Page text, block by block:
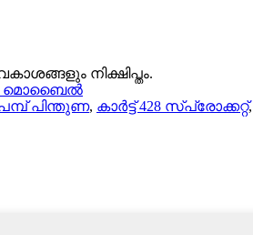
നിക്ഷിപ്തം.
മൊബൈൽ
പമ്പ് പിന്തുണ, കാർട്ട് 428 സ്പ്രോക്കറ്റ്,